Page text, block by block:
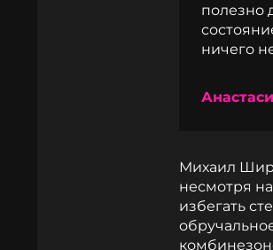
полезно
ничего
Михаил
несмотря
избегать